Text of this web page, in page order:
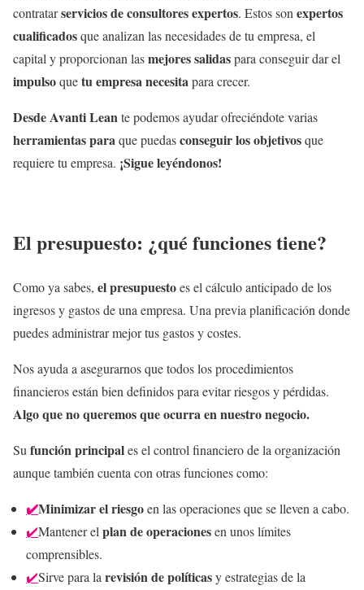
contratarservicios de consultores expertos. Estos son expertos
cualificadosque analizan las necesidades de tu empresa, el
capital y proporcionan lasmejores salidaspara conseguir dar el
impulsoquetu empresa necesita para crecer.
Desde Avanti Lean te podemos ayudar ofreciéndote varias
herramientas para que puedasconseguir los objetivosque
requiere tu empresa. ¡Sigue leyéndonos!
El presupuesto: ¿qué funciones tiene?
Como ya sabes, el presupuestoes el cálculo anticipado de los
ingresos y gastos de una empresa. Una previa planificación donde
puedes administrar mejor tus gastos y costes.
Nos ayuda a asegurarnos que todos los procedimientos
financieros están bien definidos para evitar riesgos y pérdidas.
Algo que no queremos que ocurra en nuestro negocio.
Sufunción principales el control financiero de la organización
aunque también cuenta con otras funciones como:
✔️Minimizar el riesgoen las operaciones que se lleven a cabo.
✔️Mantener elplan de operacionesen unos límites
comprensibles.
✔️Sirve para larevisión de políticasy estrategias de la